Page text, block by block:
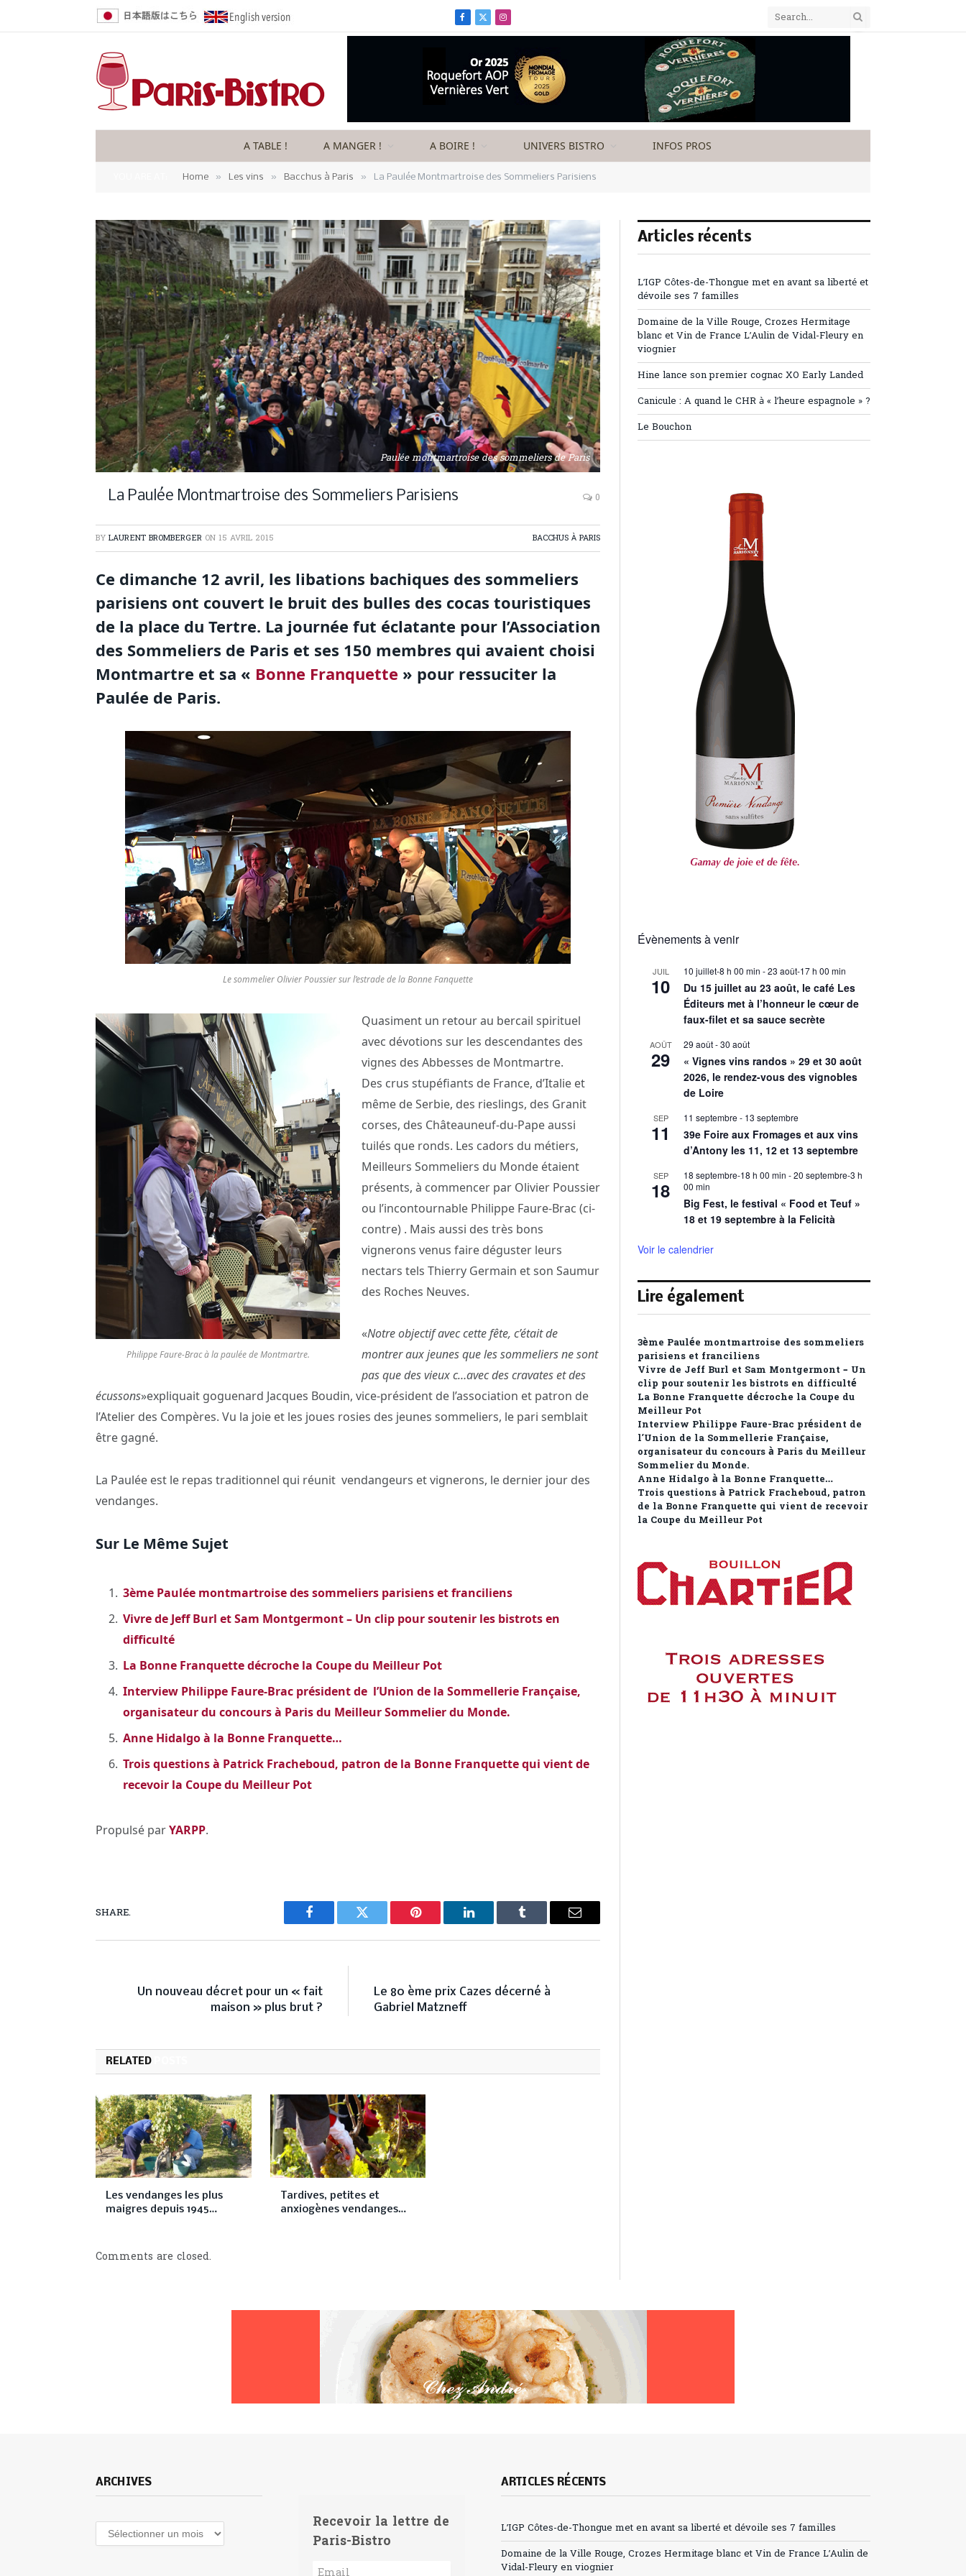
Facebook
X
(Twitter)
Instagram
A TABLE ! A MANGER ! A BOIRE ! UNIVERS BISTRO INFOS PROS
Home » Les vins » Bacchus à Paris » La Paulée Montmartroise des Sommeliers Parisiens
Paulée montmartroise des sommeliers de Paris
La Paulée Montmartroise des Sommeliers Parisiens 0
BY LAURENT BROMBERGER ON 15 AVRIL 2015 BACCHUS À PARIS
Ce dimanche 12 avril, les libations bachiques des sommeliers
parisiens ont couvert le bruit des bulles des cocas touristiques
de la place du Tertre. La journée fut éclatante pour l’Association
des Sommeliers de Paris et ses 150 membres qui avaient choisi
Montmartre et sa « Bonne Franquette » pour ressuciter la
Paulée de Paris.
Le sommelier Olivier Poussier sur l’estrade de la Bonne Fanquette
Philippe Faure-Brac à la paulée de Montmartre.
Quasiment un retour au bercail spirituel
avec dévotions sur les descendantes des
vignes des Abbesses de Montmartre.
Des crus stupéfiants de France, d’Italie et
même de Serbie, des rieslings, des Granit
corses, des Châteauneuf-du-Pape aussi
tuilés que ronds. Les cadors du métiers,
Meilleurs Sommeliers du Monde étaient
présents, à commencer par Olivier Poussier
ou l’incontournable Philippe Faure-Brac (ci-
contre) . Mais aussi des très bons
vignerons venus faire déguster leurs
nectars tels Thierry Germain et son Saumur
des Roches Neuves.
«Notre objectif avec cette fête, c’était de
montrer aux jeunes que les sommeliers ne sont
pas que des vieux c…avec des cravates et des
écussons»expliquait goguenard Jacques Boudin, vice-président de l’association et patron de
l’Atelier des Compères. Vu la joie et les joues rosies des jeunes sommeliers, le pari semblait
être gagné.
La Paulée est le repas traditionnel qui réunit vendangeurs et vignerons, le dernier jour des
vendanges.
Sur Le Même Sujet
3ème Paulée montmartroise des sommeliers parisiens et franciliens
Vivre de Jeff Burl et Sam Montgermont – Un clip pour soutenir les bistrots en
difficulté
La Bonne Franquette décroche la Coupe du Meilleur Pot
Interview Philippe Faure-Brac président de l’Union de la Sommellerie Française,
organisateur du concours à Paris du Meilleur Sommelier du Monde.
Anne Hidalgo à la Bonne Franquette…
Trois questions à Patrick Fracheboud, patron de la Bonne Franquette qui vient de
recevoir la Coupe du Meilleur Pot
Propulsé parYARPP.
SHARE.
Facebook Twitter Pinterest LinkedIn Tumblr Email
Un nouveau décret pour un « fait
maison » plus brut ?
Le 80 ème prix Cazes décerné à
Gabriel Matzneff
RELATED
Les vendanges les plus
maigres depuis 1945…
Tardives, petites et
anxiogènes vendanges…
Comments are closed.
Articles récents
L’IGP Côtes-de-Thongue met en avant sa liberté et
dévoile ses 7 familles
Domaine de la Ville Rouge, Crozes Hermitage
blanc et Vin de France L’Aulin de Vidal-Fleury en
viognier
Hine lance son premier cognac XO Early Landed
Canicule : A quand le CHR à « l’heure espagnole » ?
Le Bouchon
Évènements à venir
JUIL
10
10 juillet-8 h 00 min -23 août-17 h 00 min
Du 15 juillet au 23 août, le café Les
Éditeurs met à l’honneur le cœur de
faux-filet et sa sauce secrète
AOÛT
29
29 août-30 août
« Vignes vins randos » 29 et 30 août
2026, le rendez-vous des vignobles
de Loire
SEP
11
11 septembre - 13 septembre
39e Foire aux Fromages et aux vins
d’Antony les 11, 12 et 13 septembre
SEP
18
18 septembre-18 h 00 min -20 septembre-3 h
00 min
Big Fest, le festival « Food et Teuf »
18 et 19 septembre à la Felicità
Voir le calendrier
Lire également
3ème Paulée montmartroise des sommeliers
parisiens et franciliens
Vivre de Jeff Burl et Sam Montgermont – Un
clip pour soutenir les bistrots en difficulté
La Bonne Franquette décroche la Coupe du
Meilleur Pot
Interview Philippe Faure-Brac président de
l’Union de la Sommellerie Française,
organisateur du concours à Paris du Meilleur
Sommelier du Monde.
Anne Hidalgo à la Bonne Franquette…
Trois questions à Patrick Fracheboud, patron
de la Bonne Franquette qui vient de recevoir
la Coupe du Meilleur Pot
ARCHIVES
Archives
Recevoir la lettre de
Paris-Bistro
ARTICLES RÉCENTS
L’IGP Côtes-de-Thongue met en avant sa liberté et dévoile ses 7 familles
Domaine de la Ville Rouge, Crozes Hermitage blanc et Vin de France L’Aulin de
Vidal-Fleury en viognier